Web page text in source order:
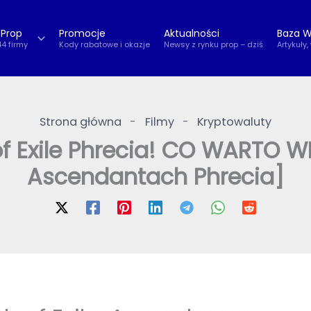
firmy
Promocje
Kody rabatowe i okazje
Aktualności
Newsy z rynku prop – dziś
Baza
Strona główna - Filmy - Kryptowaluty
Exile Phrecia! CO WARTO
Ascendantach Phrecia]